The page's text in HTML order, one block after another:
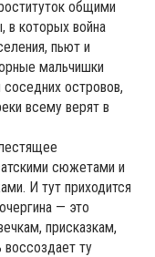
общими
в которых война
пьют и
мальчишки
соседних островов,
всему верят в
сюжетами и
И тут приходится
— это
присказкам,
ту